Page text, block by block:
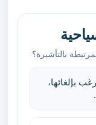
بالتأشيرة؟
بإلغائها،